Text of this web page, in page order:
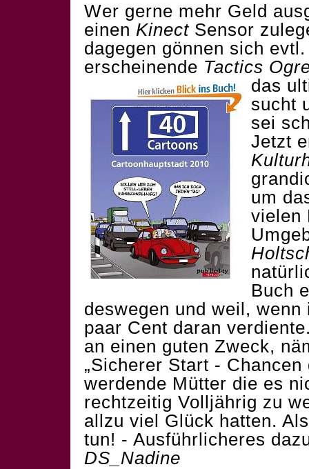
Wer gerne mehr Geld
einen Kinect Sensor
dagegen gönnen sich
erscheinende Tactics
das
sucht
sei
Jetzt
um
vielen
Buch
deswegen und weil,
paar Cent daran
an einen guten Zweck,
„Sicherer Start -
werdende Mütter die es
rechtzeitig Volljährig zu
allzu viel Glück hatten.
tun! - Ausführlicheres
DS_Nadine